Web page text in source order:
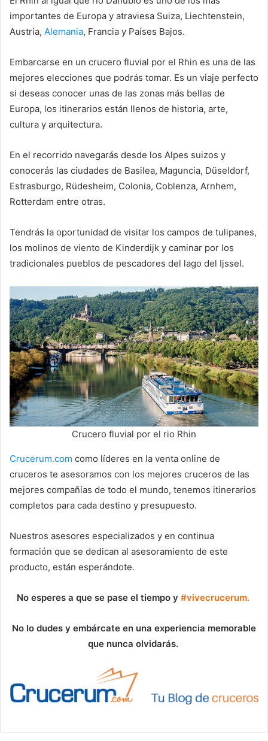
importantes de Europa y atraviesa Suiza, Liechtenstein,
Austria, Alemania, Francia y Países Bajos.
Embarcarse en un crucero fluvial por el Rhin es una de las
mejores elecciones que podrás tomar. Es un viaje perfecto
si deseas conocer unas de las zonas más bellas de
Europa, los itinerarios están llenos de historia, arte,
cultura y arquitectura.
En el recorrido navegarás desde los Alpes suizos y
conocerás las ciudades de Basilea, Maguncia, Düseldorf,
Estrasburgo, Rüdesheim, Colonia, Coblenza, Arnhem,
Rotterdam entre otras.
Tendrás la oportunidad de visitar los campos de tulipanes,
los molinos de viento de Kinderdijk y caminar por los
tradicionales pueblos de pescadores del lago del Ijssel.
Crucero fluvial por el rio Rhin
Crucerum.com como líderes en la venta online de
cruceros te asesoramos con los mejores cruceros de las
mejores compañías de todo el mundo, tenemos itinerarios
completos para cada destino y presupuesto.
Nuestros asesores especializados y en continua
formación que se dedican al asesoramiento de este
producto, están esperándote.
No esperes a que se pase el tiempo y #vivecrucerum.
No lo dudes y embárcate en una experiencia memorable
que nunca olvidarás.